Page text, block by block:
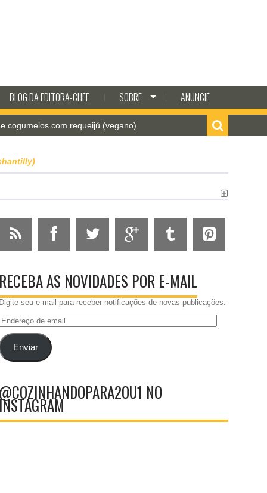
BLOG DA EDITORA-CHEF SOBRE
ANUNCIE
com requeijú (vegano) Como fazer batata
RECEBA AS NOVIDADES POR E-MAIL
Digite seu e-mail para receber notificações de novas publicações.
Endereço
Enviar
@COZINHANDOPARA2OU1 NO
INSTAGRAM